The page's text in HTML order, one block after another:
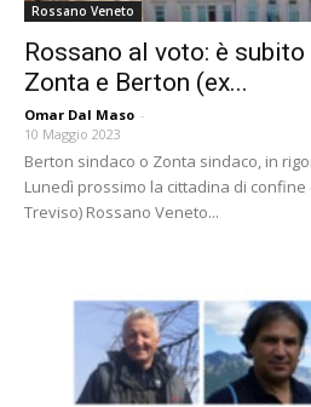
Rossano Veneto
Rossano al voto: è
Zonta e Berton (ex...
Omar Dal Maso -
10 Maggio 2023
Berton sindaco o Zonta sindaco, in
Lunedì prossimo la cittadina di
Treviso) Rossano Veneto...